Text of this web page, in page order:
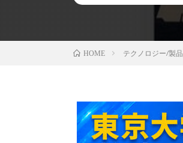
HOME テクノロジー/製品